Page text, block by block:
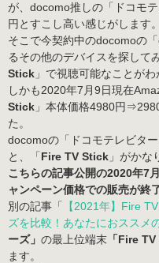
が、docomo推しの「ドコモ
円とすこし高い感じがします。
そこで今契約中のdocomoの
るその他のデバイスを探して
Stick 」で視聴可能なことがわ
しかも2020年7月9日現在
Stick 」本体価格4980円
た。
docomoの「ドコモテレビタ
と、「 Fire TV Stick 」がかな
こちらの記事公開の2020年7
ャンペーン価格での販売が終
別の記事「
【2021年】Fire
ズを比較！あなたにおススメ
ーズ」 の最上位端末 「Fire TV
ます。